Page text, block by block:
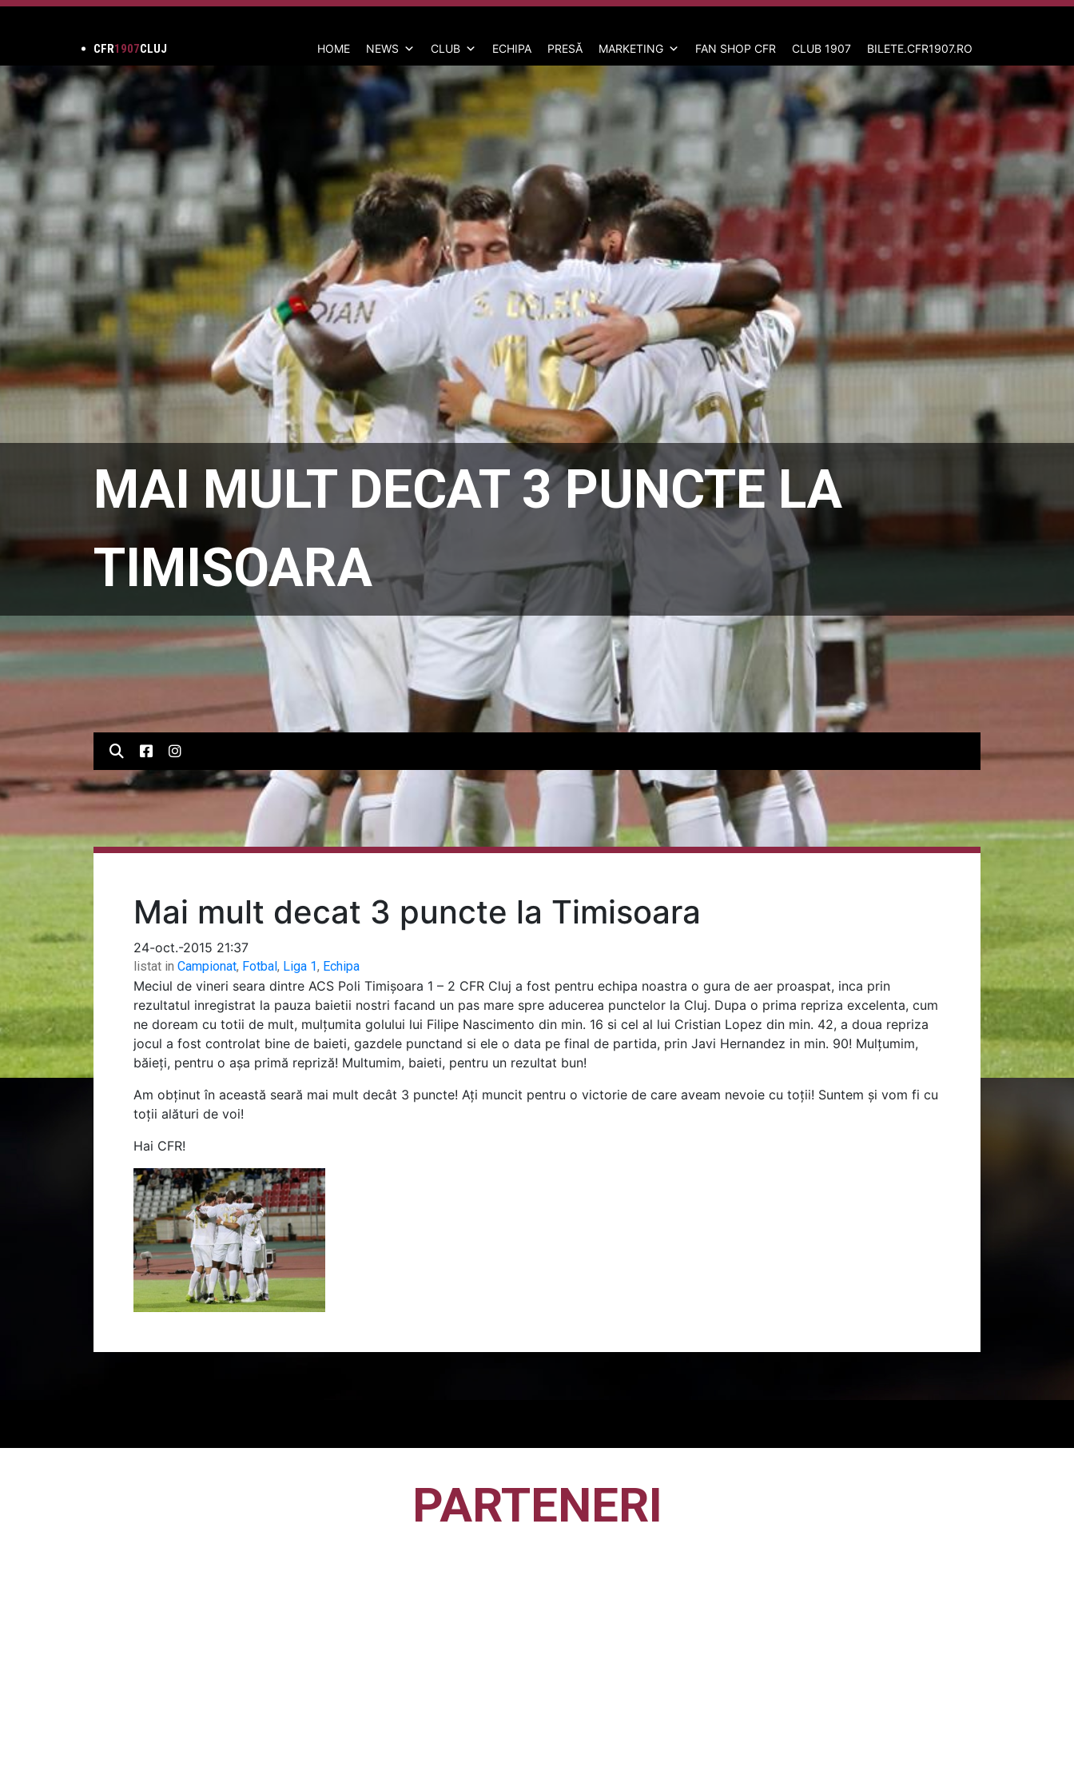
CFR1907CLUJ HOME NEWS CLUB ECHIPA PRESĂ MARKETING FAN SHOP CFR CLUB 1907 BILETE.CFR1907.RO
MAI MULT DECAT 3 PUNCTE LA
TIMISOARA
Mai mult decat 3 puncte la Timisoara
24-oct.-2015 21:37
listat in Campionat, Fotbal , Liga 1, Echipa
Meciul de vineri seara dintre ACS Poli Timișoara 1 – 2 CFR Cluj a fost pentru echipa noastra o gura de aer proaspat, inca prin
rezultatul inregistrat la pauza baietii nostri facand un pas mare spre aducerea punctelor la Cluj. Dupa o prima repriza excelenta, cum
ne doream cu totii de mult, mulțumita golului lui Filipe Nascimento din min. 16 si cel al lui Cristian Lopez din min. 42, a doua repriza
jocul a fost controlat bine de baieti, gazdele punctand si ele o data pe final de partida, prin Javi Hernandez in min. 90! Mulțumim,
băieți, pentru o așa primă repriză! Multumim, baieti, pentru un rezultat bun!
Am obținut în această seară mai mult decât 3 puncte! Ați muncit pentru o victorie de care aveam nevoie cu toții! Suntem și vom fi cu
toții alături de voi!
Hai CFR!
PARTENERI